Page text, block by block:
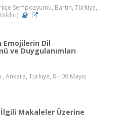
Sempozyumu, Bartın, Türkiye,
Emojilerin Dil
ve Duygulanımları
Ankara, Türkiye, 8 - 09 Mayıs
Makaleler Üzerine